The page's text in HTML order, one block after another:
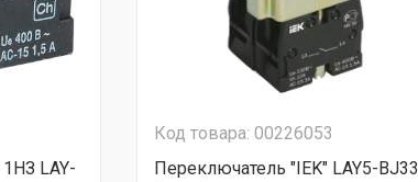
LAY-
Код товара: 00226053
Переключатель "IEK" LAY5-BJ33